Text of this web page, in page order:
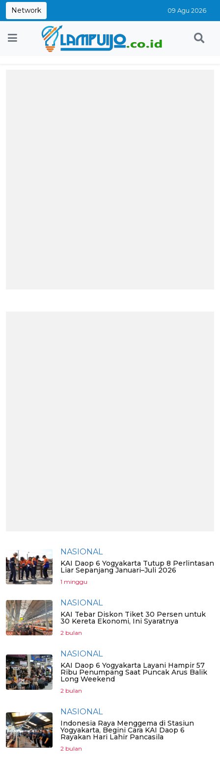
Network 09 Agu 2026
NASIONAL
KAI Daop 6 Yogyakarta Tutup 8 Perlintasan
Liar Sepanjang Januari–Juli 2026
1 minggu
NASIONAL
KAI Tebar Diskon Tiket 30 Persen untuk
30 Kereta Ekonomi, Ini Syaratnya
2 bulan
NASIONAL
KAI Daop 6 Yogyakarta Layani Hampir 57
Ribu Penumpang Saat Puncak Arus Balik
Long Weekend
2 bulan
NASIONAL
Indonesia Raya Menggema di Stasiun
Yogyakarta, Begini Cara KAI Daop 6
Rayakan Hari Lahir Pancasila
2 bulan